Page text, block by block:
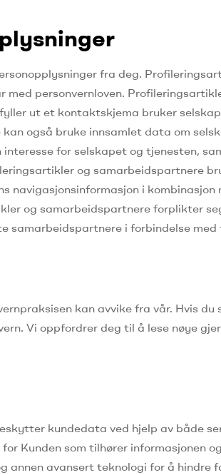
fra deg.
med personvernloven.
fyller ut et kontaktskjema bruker
også bruke innsamlet data om
for selskapet og tjenesten,
og samarbeidspartnere
navigasjonsinformasjon i
og samarbeidspartnere forplikter
samarbeidspartnere i forbindelse
kan avvike fra vår. Hvis du
Vi oppfordrer deg til å lese nøye
kundedata ved hjelp av både
Kunden som tilhører informasjonen
annen avansert teknologi for å